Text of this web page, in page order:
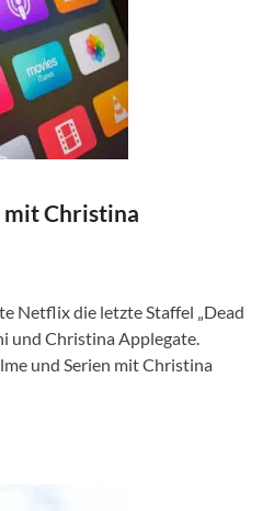
mit Christina
Netflix die letzte Staffel „Dead
und Christina Applegate.
und Serien mit Christina